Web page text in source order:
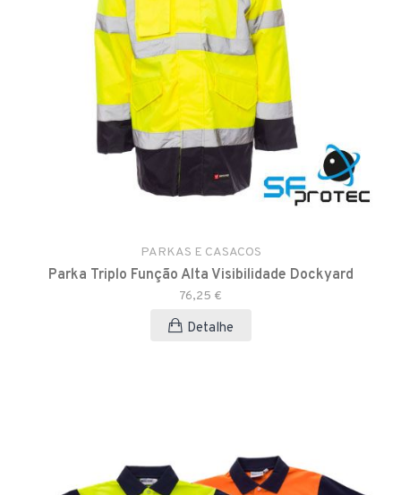
PARKAS E CASACOS
Parka Triplo Função Alta Visibilidade Dockyard
76,25 €
Detalhe